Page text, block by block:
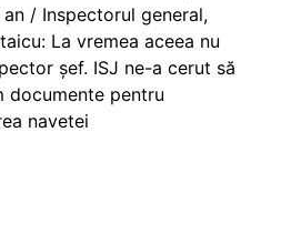
/ Inspectorul general,
La vremea aceea nu
șef. ISJ ne-a cerut să
documente pentru
navetei